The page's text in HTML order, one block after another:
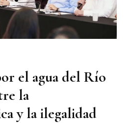
el agua del Río
la
y la ilegalidad